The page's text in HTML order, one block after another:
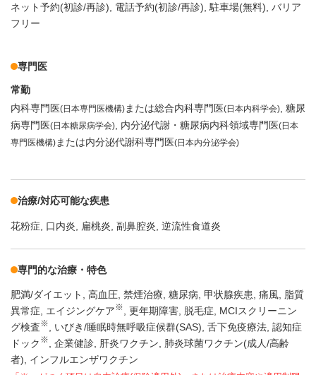
ネット予約(初診/再診) 電話予約(初診/再診) 駐車場(無料) バリア
フリー
専門医
常勤
内科専門医(日本専門医機構)または総合内科専門医(日本内科学会) 糖尿
病専門医(日本糖尿病学会) 内分泌代謝・糖尿病内科領域専門医(日本
専門医機構)または内分泌代謝科専門医(日本内分泌学会)
治療/対応可能な疾患
花粉症 口内炎 扁桃炎 副鼻腔炎 逆流性食道炎
専門的な治療・特色
肥満/ダイエット 高血圧 禁煙治療 糖尿病 甲状腺疾患 痛風
脂質
異常症
エイジングケア※ 更年期障害 脱毛症
MCIスクリーニン
グ検査※ いびき/睡眠時無呼吸症候群(SAS) 舌下免疫療法 認知症
ドック ※ 企業健診 肝炎ワクチン
肺炎球菌ワクチン(成人/高齢
者)
インフルエンザワクチン